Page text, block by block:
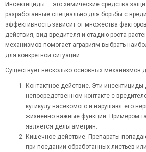
Инсектициды — это химические средства
разработанные специально для борьбы с
эффективность зависит от множества
действия, вид вредителя и стадию роста
механизмов помогает аграриям выбрать
для конкретной ситуации.
Существует несколько основных механизмов
Контактное действие. Эти инсектициды
непосредственном контакте с
кутикулу насекомого и нарушают его
жизненно важные функции. Примером
является дельтаметрин.
Кишечное действие. Препараты
при поедании обработанных листьев